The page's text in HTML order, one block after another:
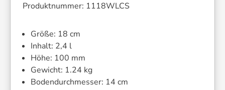
Produktnummer: 1118WLCS
Größe: 18 cm
Inhalt: 2,4 l
Höhe: 100 mm
Gewicht: 1.24 kg
Bodendurchmesser: 14 cm